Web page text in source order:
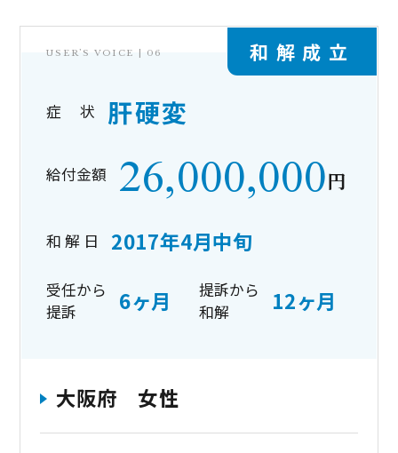
和解成立
USER’S VOICE | 06
症 状 肝硬変
給付金額 26,000,000円
和 解 日 2017年4月中旬
受任から
提訴
6ヶ月
提訴から
和解
12ヶ月
大阪府 女性